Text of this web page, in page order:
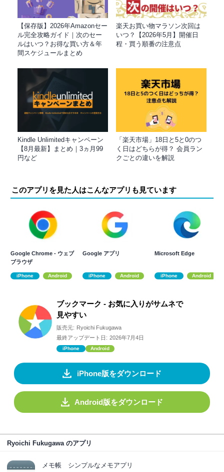
【保存版】2026年Amazonセー
ル完全攻略ガイド｜次のセー
ルはいつ？お得な買い方＆年
間スケジュールまとめ
楽天お買い物マラソン次回は
いつ？【2026年5月】開催日
程・買う順番の注意点
Kindle Unlimitedキャンペーン
【8月最新】まとめ｜3ヵ月99
円など
「楽天市場」18日と5と0のつ
く日はどちらが得？ 会員ラン
クごとの違いを解説
このアプリを見た人はこんなアプリも見ています
Google Chrome - ウェブ
ブラウザ
iPhone Android
Google アプリ
iPhone Android
Microsoft Edge
iPhone Android
ブックマーク - お気に入りがサムネで
見やすい
販売元: Ryoichi Fukugawa
最終アップデート日: 2026年7月4日
iPhone Android
iPhone版をダウンロード
Android版をダウンロード
Ryoichi Fukugawa のアプリ
メモ帳 シンプルなメモアプリ